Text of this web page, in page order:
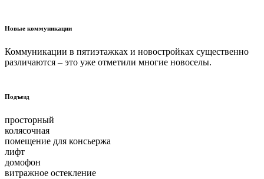
Новые коммуникации
Коммуникации в пятиэтажках и новостройках существенно
различаются – это уже отметили многие новоселы.
Подъезд
просторный
колясочная
помещение для консьержа
лифт
домофон
витражное остекление